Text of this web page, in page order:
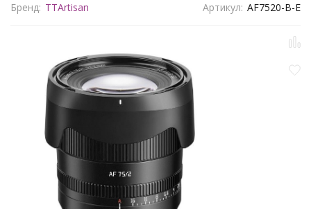
Бренд: TTArtisan Артикул: AF7520-B-E